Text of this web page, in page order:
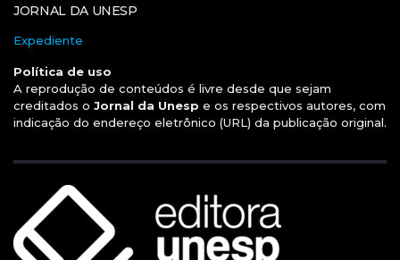
JORNAL DA UNESP
Expediente
Política de uso
A reprodução de conteúdos é livre desde que sejam
creditados o Jornal da Unesp e os respectivos autores, com
indicação do endereço eletrônico (URL) da publicação original.